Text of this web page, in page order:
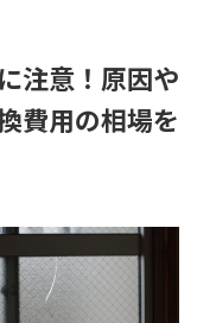
注意！原因や
費用の相場を